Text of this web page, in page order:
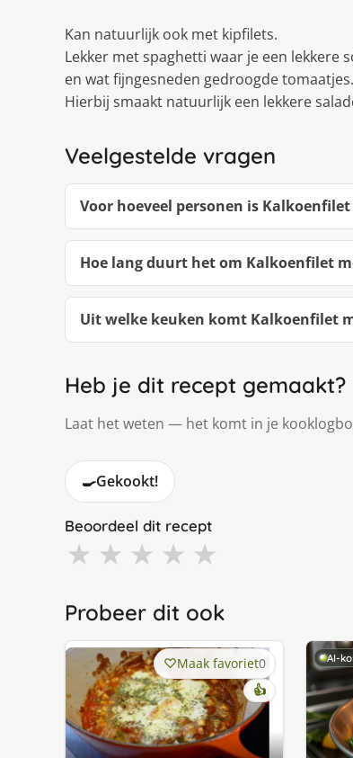
Kan natuurlijk ook met kipfilets.
Lekker met spaghetti waar je een
en wat fijngesneden gedroogde tomaatjes.
Hierbij smaakt natuurlijk een lekkere
Veelgestelde vragen
Voor hoeveel personen is
Hoe lang duurt het om Kalkoenfilet
Uit welke keuken komt Kalkoenfilet
Heb je dit recept gemaakt?
Laat het weten — het komt in je
🍳Gekookt!
Beoordeel dit recept
★ ★ ★ ★ ★
Probeer dit ook
Maak favoriet0
👍
AI-